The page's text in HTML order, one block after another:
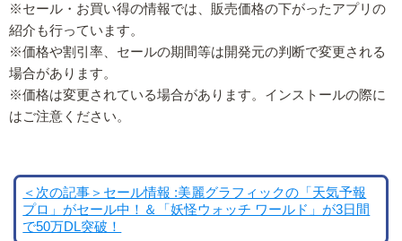
※セール・お買い得の情報では、販売価格の下がったアプリの
紹介も行っています。
※価格や割引率、セールの期間等は開発元の判断で変更される
場合があります。
※価格は変更されている場合があります。インストールの際に
はご注意ください。
＜次の記事＞セール情報 :美麗グラフィックの「天気予報
プロ」がセール中！＆「妖怪ウォッチ ワールド」が3日間
で50万DL突破！